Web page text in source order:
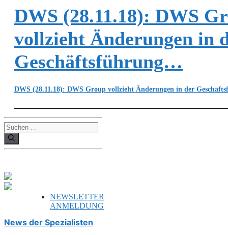
DWS (28.11.18): DWS
vollzieht Änderungen in
Geschäftsführung…
DWS (28.11.18): DWS Group vollzieht Änderungen in der
Suchen
nach:
NEWSLETTER
ANMELDUNG
News der Spezialisten